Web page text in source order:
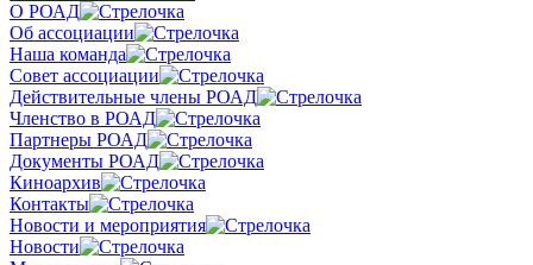
О РОАД
Об ассоциации
Наша команда
Совет ассоциации
Действительные члены РОАД
Членство в РОАД
Партнеры РОАД
Документы РОАД
Киноархив
Контакты
Новости и мероприятия
Новости